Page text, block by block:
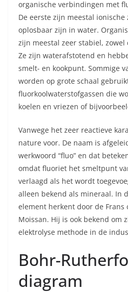
organische verbindingen met
De eerste zijn meestal
oplosbaar zijn in water.
zijn meestal zeer stabiel,
Ze zijn waterafstotend en
smelt- en kookpunt. Sommige
worden op grote schaal
fluorkoolwaterstofgassen die
koelen en vriezen of
Vanwege het zeer reactieve
nature voor. De naam is
werkwoord “fluo” en dat
omdat fluoriet het smeltpunt
verlaagd als het wordt
alleen bekend als mineraal. In
element herkent door de Frans
Moissan. Hij is ook bekend om
elektrolyse methode in de
Bohr-
diagram